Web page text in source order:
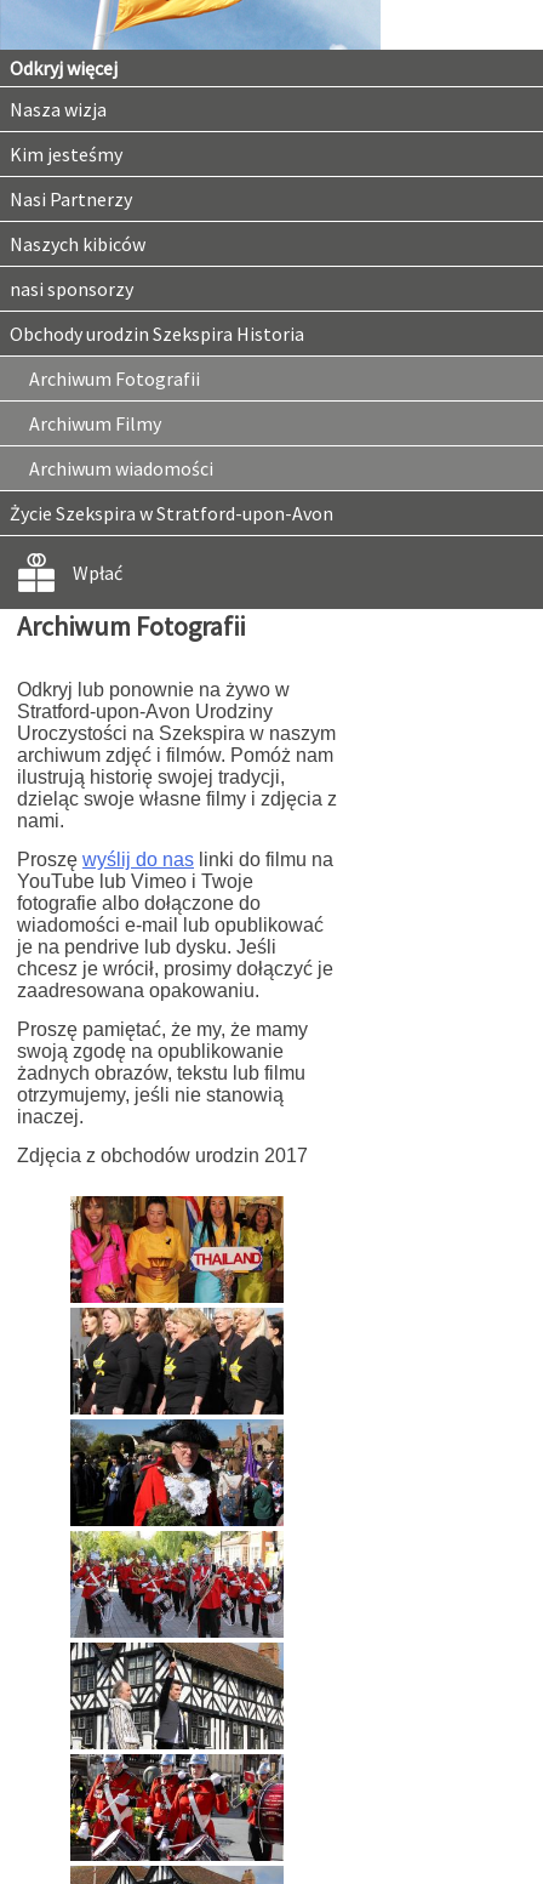
Odkryj więcej
Nasza wizja
Kim jesteśmy
Nasi Partnerzy
Naszych kibiców
nasi sponsorzy
Obchody urodzin Szekspira Historia
Archiwum Fotografii
Archiwum Filmy
Archiwum wiadomości
Życie Szekspira w Stratford-upon-Avon
Wpłać
Archiwum Fotografii
Odkryj lub ponownie na żywo w
Stratford-upon-Avon Urodziny
Uroczystości na Szekspira w naszym
archiwum zdjęć i filmów. Pomóż nam
ilustrują historię swojej tradycji,
dzieląc swoje własne filmy i zdjęcia z
nami.
Proszę wyślij do nas linki do filmu na
YouTube lub Vimeo i Twoje
fotografie albo dołączone do
wiadomości e-mail lub opublikować
je na pendrive lub dysku. Jeśli
chcesz je wrócił, prosimy dołączyć je
zaadresowana opakowaniu.
Proszę pamiętać, że my, że mamy
swoją zgodę na opublikowanie
żadnych obrazów, tekstu lub filmu
otrzymujemy, jeśli nie stanowią
inaczej.
Zdjęcia z obchodów urodzin 2017